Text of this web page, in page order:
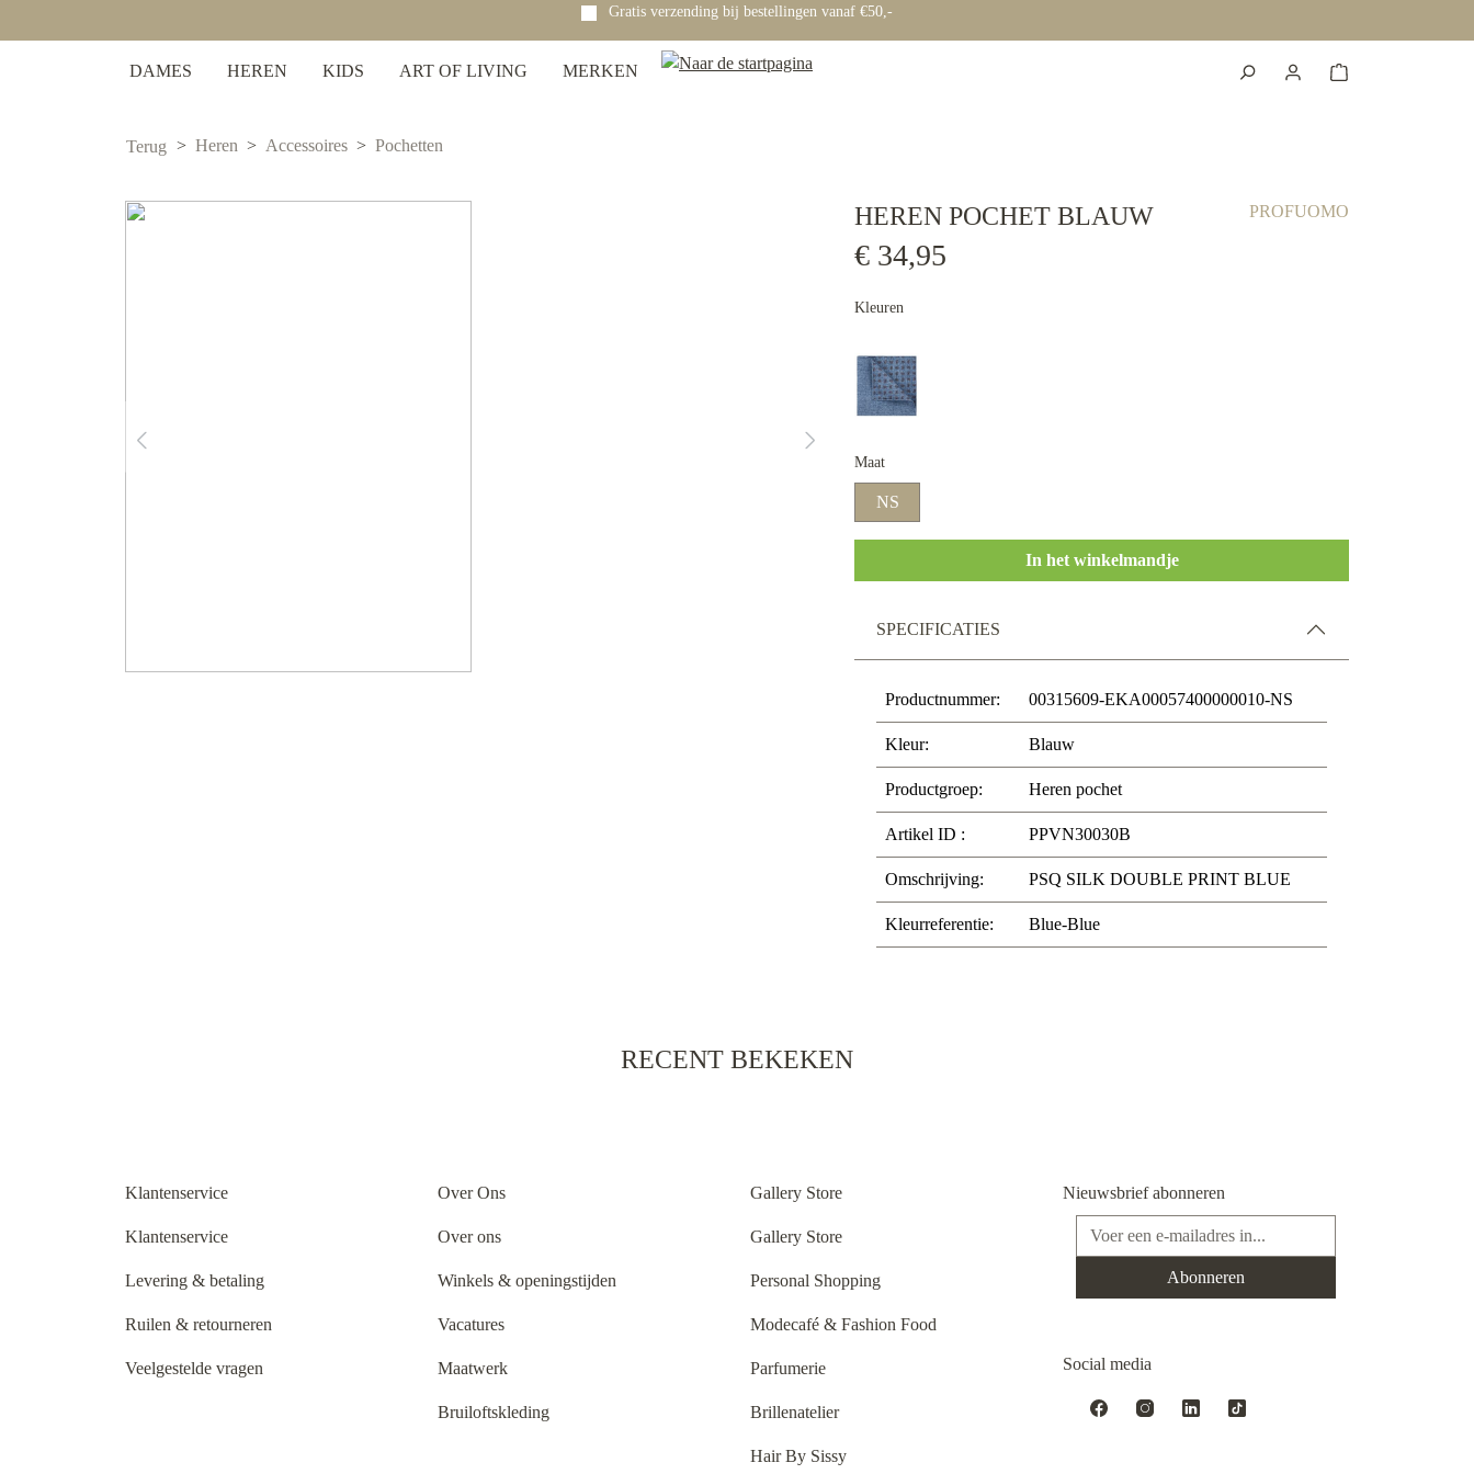
Gratis verzending bij bestellingen vanaf €50,-
DAMES HEREN KIDS ART OF LIVING MERKEN
Terug Heren Accessoires Pochetten
HEREN POCHET BLAUW PROFUOMO
€ 34,95
Kleuren
Maat
NS
In het winkelmandje
SPECIFICATIES
Productnummer: 00315609-EKA00057400000010-NS
Kleur: Blauw
Productgroep: Heren pochet
Artikel ID : PPVN30030B
Omschrijving: PSQ SILK DOUBLE PRINT BLUE
Kleurreferentie: Blue-Blue
RECENT BEKEKEN
Klantenservice
Klantenservice
Levering & betaling
Ruilen & retourneren
Veelgestelde vragen
Over Ons
Over ons
Winkels & openingstijden
Vacatures
Maatwerk
Bruiloftskleding
Gallery Store
Gallery Store
Personal Shopping
Modecafé & Fashion Food
Parfumerie
Brillenatelier
Hair By Sissy
Nieuwsbrief abonneren
E-mailadres*
Abonneren
Social media